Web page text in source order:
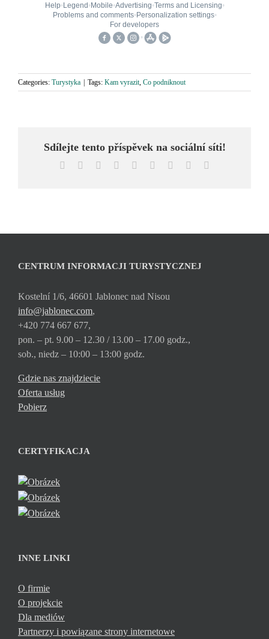
Categories: Turystyka Tags: Kam vyrazit, Co podniknout
Sdílejte tento příspěvek na sociální síti!
Facebook Reddit LinkedInWhatsApp
TumblrPinterest
CENTRUM INFORMACJI TURYSTYCZNEJ
Kostelní 1/6, 46601 Jablonec nad Nisou
info@jablonec.com,
+420 774 667 677,
pon. – pt. 9.00 – 12.30 / 13.00 – 17.00 godz.,
sob., niedz – 10:00 – 13:00 godz.
Gdzie nas znajdziecie
Oferta usług
Pobierz
CERTYFIKACJA
INNE LINKI
O firmie
O projekcie
Dla mediów
Partnerzy i powiązane strony internetowe